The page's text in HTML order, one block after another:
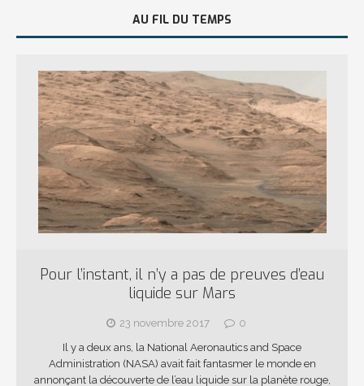
AU FIL DU TEMPS
Pour l’instant, il n’y a pas de preuves d’eau
liquide sur Mars
23 novembre 2017
0
Il y a deux ans, la National Aeronautics and Space
Administration (NASA) avait fait fantasmer le monde en
annonçant la découverte de l’eau liquide sur la planète rouge,